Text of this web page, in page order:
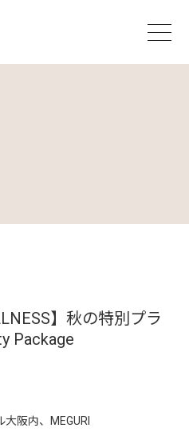
】秋の特別プラ
Package
阪内、MEGURI